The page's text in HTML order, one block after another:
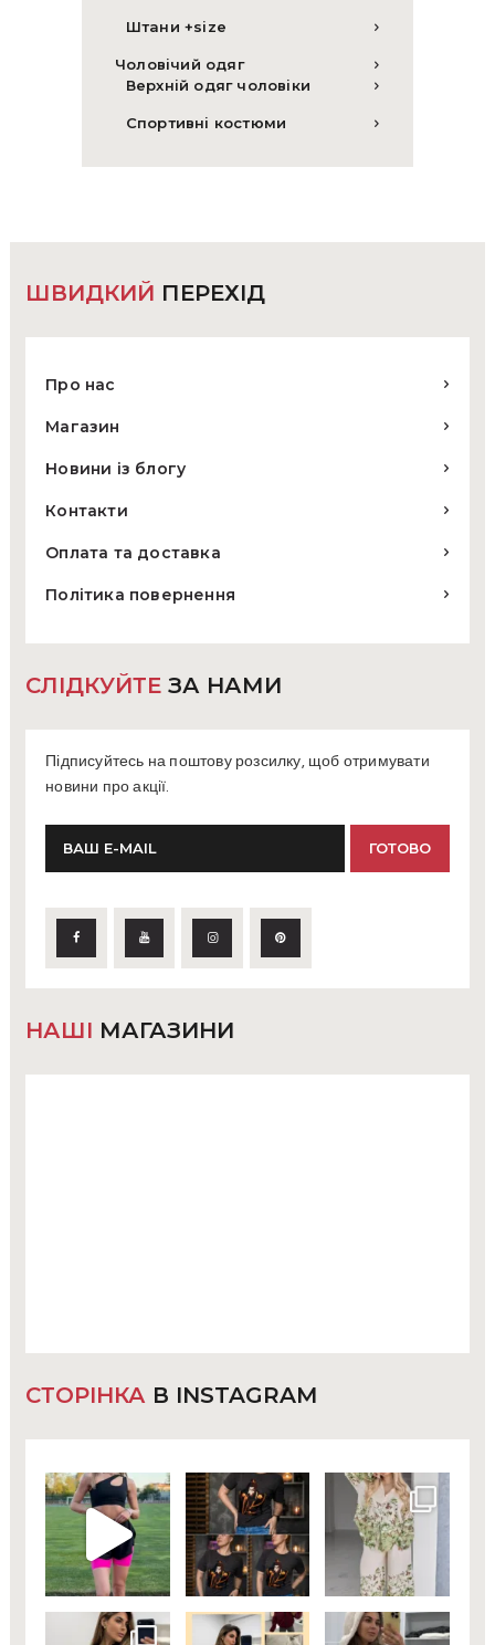
Штани +size
Чоловічий одяг
Верхній одяг чоловіки
Спортивні костюми
ШВИДКИЙ ПЕРЕХІД
Про нас
Магазин
Новини із блогу
Контакти
Оплата та доставка
Політика повернення
СЛІДКУЙТЕ ЗА НАМИ
Підписуйтесь на поштову розсилку, щоб отримувати
новини про акції.
НАШІ МАГАЗИНИ
СТОРІНКА В INSTAGRAM